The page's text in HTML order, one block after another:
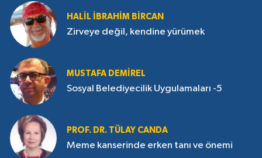
HALIL İBRAHIM BIRCAN
Zirveye değil, kendine yürümek
MUSTAFA DEMIREL
Sosyal Belediyecilik Uygulamaları -5
PROF. DR. TÜLAY CANDA
Meme kanserinde erken tanı ve önemi